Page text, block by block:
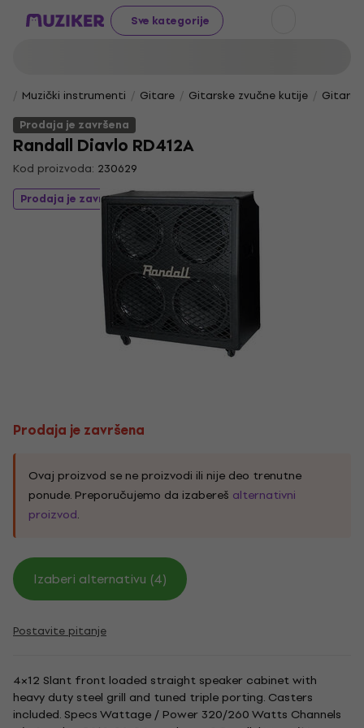
Sve kategorije
Muzički instrumenti Gitare Gitarske zvučne kutije
Prodaja je završena
Randall Diavlo RD412A
Kod proizvoda: 230629
Prodaja je završena
Prodaja je završena
Ovaj proizvod se ne proizvodi ili nije deo trenutne
ponude. Preporučujemo da izabereš alternativni
proizvod.
Izaberi alternativu (4)
Postavite pitanje
4×12 Slant front loaded straight speaker cabinet with
heavy duty steel grill and tuned triple porting. Casters
included. Specs Wattage / Power 320/260 Watts Channels